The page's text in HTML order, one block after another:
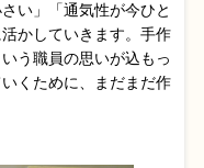
い」「通気性が今ひと
かしていきます。手作
う職員の思いが込もっ
くために、まだまだ作